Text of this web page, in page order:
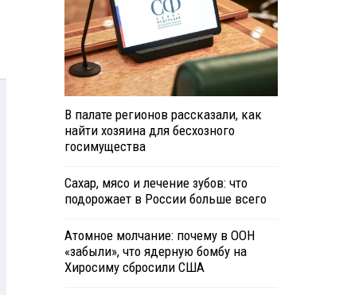
В палате регионов рассказали, как
найти хозяина для бесхозного
госимущества
Сахар, мясо и лечение зубов: что
подорожает в России больше всего
Атомное молчание: почему в ООН
«забыли», что ядерную бомбу на
Хиросиму сбросили США